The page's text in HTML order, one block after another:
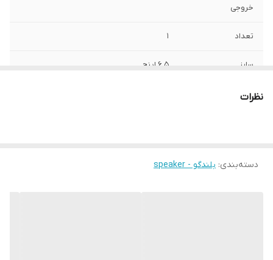
خروجی
تعداد 1
سایز 6.5 اینچ
عمق نصبنظرات
دسته‌بندی: بلندگو - speaker